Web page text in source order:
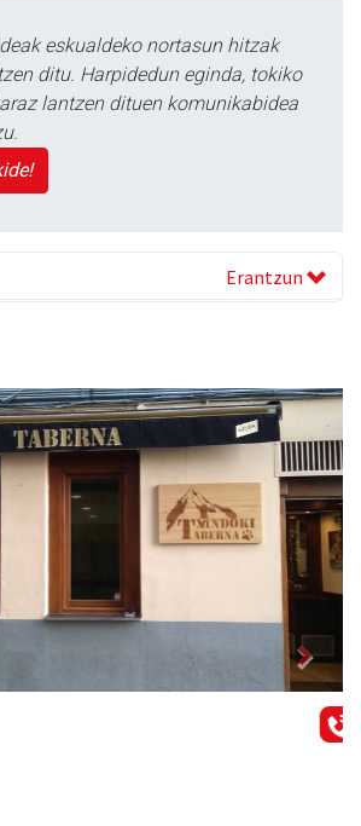
eskualdeko nortasun hitzak
ditu. Harpidedun eginda, tokiko
lantzen dituen komunikabidea
Erantzun
Next